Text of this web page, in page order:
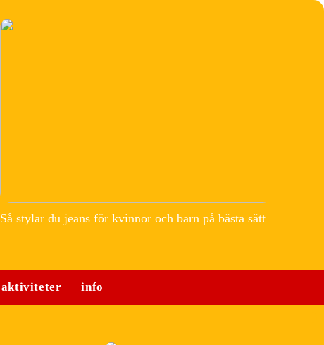
Så stylar du jeans för kvinnor och barn på bästa sätt
aktiviteter info